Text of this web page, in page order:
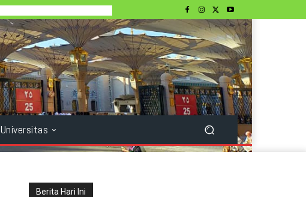
Universitas
Berita Hari Ini